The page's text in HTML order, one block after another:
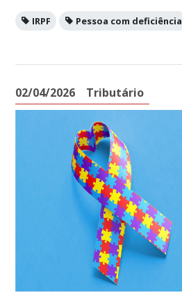
IRPF Pessoa com deficiência
02/04/2026 Tributário